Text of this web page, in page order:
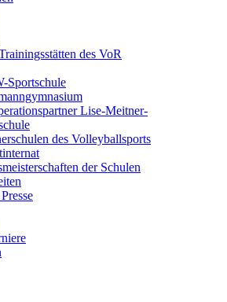
des VoR
Sportschule
Lise-Meitner-
des Volleyballsports
der Schulen